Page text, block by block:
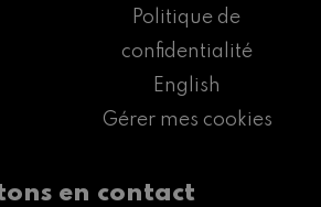
Politique de
confidentialité
English
Gérer mes cookies
en contact